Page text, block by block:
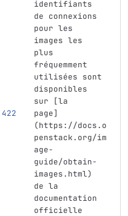
identifiants
de connexions
pour les
images les
plus
fréquemment
utilisées sont
disponibles
sur
[la
page]
(https://docs.o
penstack.org/im
age-
guide/obtain-
images.html)
de la
documentation
officielle